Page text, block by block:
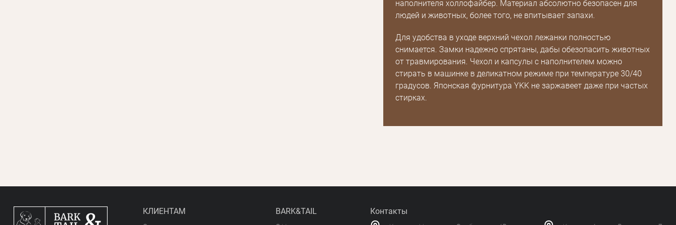
наполнителя холлофайбер. Материал абсолютно безопасен для
людей и животных, более того, не впитывает запахи.
Для удобства в уходе верхний чехол лежанки полностью
снимается. Замки надежно спрятаны, дабы обезопасить животных
от травмирования. Чехол и капсулы с наполнителем можно
стирать в машинке в деликатном режиме при температуре 30/40
градусов. Японская фурнитура YKK не заржавеет даже при частых
стирках.
КЛИЕНТАМ BARK&TAIL Контакты
Получать уведомления о новинках,скидках,
Зарегистрироваться